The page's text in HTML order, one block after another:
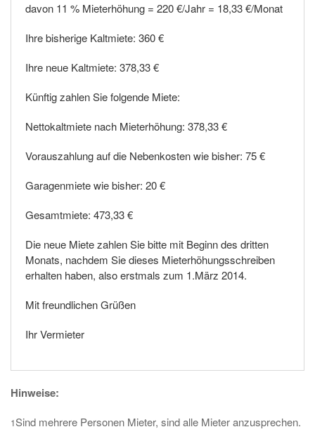
davon 11 % Mieterhöhung = 220 €/Jahr = 18,33 €/Monat
Ihre bisherige Kaltmiete: 360 €
Ihre neue Kaltmiete: 378,33 €
Künftig zahlen Sie folgende Miete:
Nettokaltmiete nach Mieterhöhung: 378,33 €
Vorauszahlung auf die Nebenkosten wie bisher: 75 €
Garagenmiete wie bisher: 20 €
Gesamtmiete: 473,33 €
Die neue Miete zahlen Sie bitte mit Beginn des dritten
Monats, nachdem Sie dieses Mieterhöhungsschreiben
erhalten haben, also erstmals zum 1.März 2014.
Mit freundlichen Grüßen
Ihr Vermieter
Hinweise:
1Sind mehrere Personen Mieter, sind alle Mieter anzusprechen.